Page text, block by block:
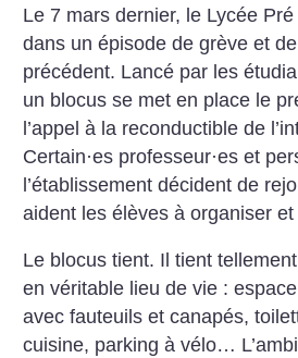
Le 7 mars dernier, le Lycée
dans un épisode de grève et
précédent. Lancé par les
un blocus se met en place le
l’appel à la reconductible de
Certain·es professeur·es et
l’établissement décident de
aident les élèves à organiser
Le blocus tient. Il tient
en véritable lieu de vie :
avec fauteuils et canapés,
cuisine, parking à vélo…